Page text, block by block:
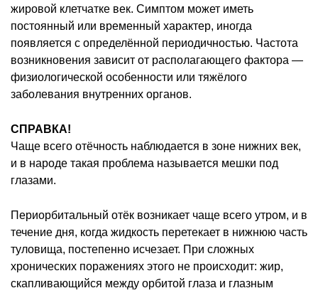
жировой клетчатке век. Симптом может иметь
постоянный или временный характер, иногда
появляется с определённой периодичностью. Частота
возникновения зависит от располагающего фактора —
физиологической особенности или тяжёлого
заболевания внутренних органов.
СПРАВКА!
Чаще всего отёчность наблюдается в зоне нижних век,
и в народе такая проблема называется мешки под
глазами.
Периорбитальный отёк возникает чаще всего утром, и в
течение дня, когда жидкость перетекает в нижнюю часть
туловища, постепенно исчезает. При сложных
хронических поражениях этого не происходит: жир,
скапливающийся между орбитой глаза и глазным